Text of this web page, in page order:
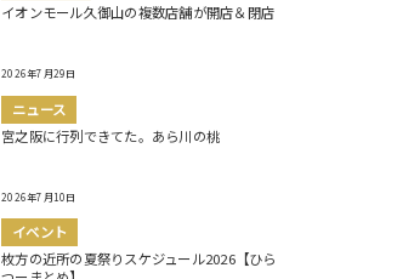
イオンモール久御山の複数店舗が開店＆閉店
2026年7月29日
ニュース
宮之阪に行列できてた。あら川の桃
2026年7月10日
イベント
枚方の近所の夏祭りスケジュール2026【ひら